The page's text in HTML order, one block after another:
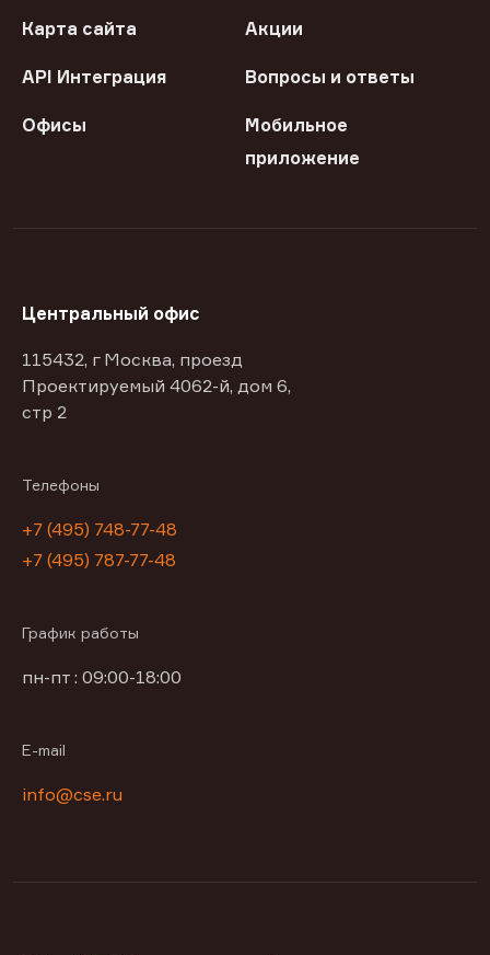
Карта сайта Акции
API Интеграция Вопросы и ответы
Офисы
Мобильное
приложение
Центральный офис
115432, г Москва, проезд
Проектируемый 4062-й, дом 6,
стр 2
Телефоны
+7 (495) 748-77-48
+7 (495) 787-77-48
График работы
пн-пт : 09:00-18:00
E-mail
info@cse.ru